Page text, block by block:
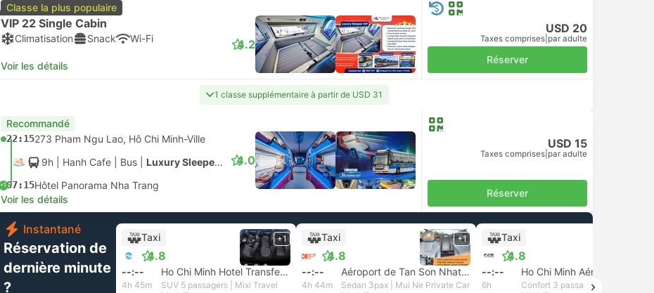
Classe la plus populaire
VIP 22 Single Cabin
Climatisation Snack Wi-Fi
Voir les détails
4.2
USD 20
Taxes comprises par adulte
Réserver
1 classe supplémentaire à partir de USD 31
Recommandé
22:15273 Pham Ngu Lao, Hô Chi Minh-Ville
9h | Hanh Cafe Bus Luxury Sleeper 34
+107:15Hôtel Panorama Nha Trang
4.0
Voir les détails
USD 15
Taxes comprises par adulte
Réserver
Instantané
Réservation de
dernière minute
?
Taxi
4.8
+1
--:-- Ho Chi Minh Hotel Transfer, Hô Chi Minh-Ville
4h 45m SUV 5 passagers | Mixi Travel
Taxi
4.8
+1
--:-- Aéroport de Tan Son Nhat, Hô Chi Minh-Ville
4h 44m Sedan 3pax | Mui Ne Private Car
Taxi
4.8
--:-- Ho Chi Minh Aéroport
6h